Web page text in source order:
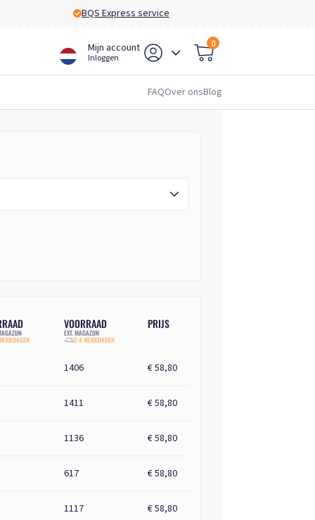
BQS Express service
Mijn account
Inloggen
0
FAQOver onsBlog
VOORRAAD
EXT. MAGAZIJN
2-4 WERKDAGEN
PRIJS
1406 € 58,80
1411 € 58,80
1136 € 58,80
617 € 58,80
1117 € 58,80